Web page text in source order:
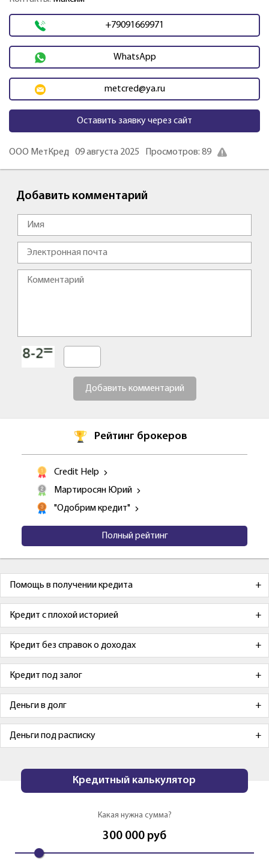
+79091669971
WhatsApp
metcred@ya.ru
Оставить заявку через сайт
ООО МетКред 09 августа 2025 Просмотров: 89
Добавить комментарий
Добавить комментарий
Рейтинг брокеров
Credit Help
Мартиросян Юрий
"Одобрим кредит"
Полный рейтинг
Помощь в получении кредита
Кредит с плохой историей
Кредит без справок о доходах
Кредит под залог
Деньги в долг
Деньги под расписку
Кредитный калькулятор
Какая нужна сумма?
300 000 руб